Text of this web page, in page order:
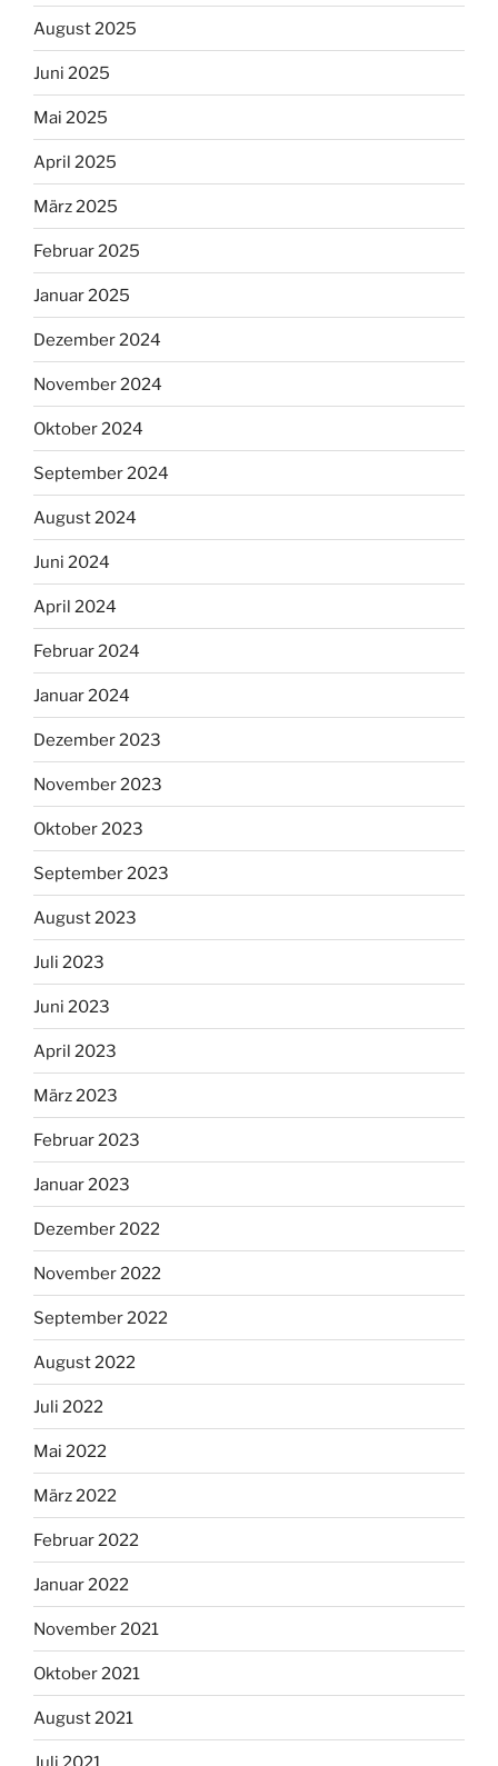
August 2025
Juni 2025
Mai 2025
April 2025
März 2025
Februar 2025
Januar 2025
Dezember 2024
November 2024
Oktober 2024
September 2024
August 2024
Juni 2024
April 2024
Februar 2024
Januar 2024
Dezember 2023
November 2023
Oktober 2023
September 2023
August 2023
Juli 2023
Juni 2023
April 2023
März 2023
Februar 2023
Januar 2023
Dezember 2022
November 2022
September 2022
August 2022
Juli 2022
Mai 2022
März 2022
Februar 2022
Januar 2022
November 2021
Oktober 2021
August 2021